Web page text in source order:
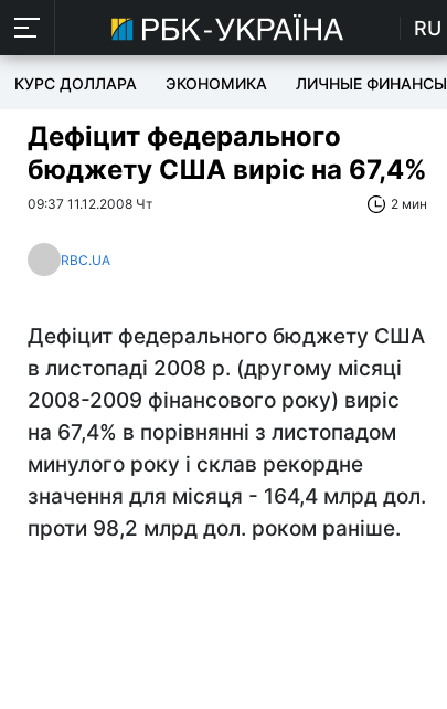
RU
КУРС ДОЛЛАРА ЭКОНОМИКА ЛИЧНЫЕ ФИНАНСЫ
Дефіцит федерального
бюджету США виріс на 67,4%
09:37 11.12.2008 Чт 2 мин
RBC.UA
Дефіцит федерального бюджету США
в листопаді 2008 р. (другому місяці
2008-2009 фінансового року) виріс
на 67,4% в порівнянні з листопадом
минулого року і склав рекордне
значення для місяця - 164,4 млрд дол.
проти 98,2 млрд дол. роком раніше.